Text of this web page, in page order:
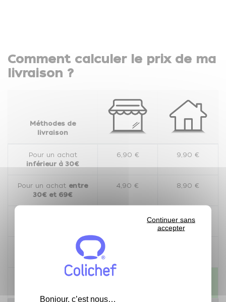
Bonjour, c’est nous…
Continuer sans
accepter
Comment calculer le prix de ma
livraison ?
Méthodes de
livraison
Pour un achat
inférieur à 30€
6,90 € 9,90 €
Pour un achat entre
30€ et 69€
4,90 € 8,90 €
Pour un achat
supérieur à 150€
Pour un achat
Livraison